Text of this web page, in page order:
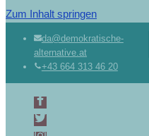
Zum Inhalt springen
da@demokratische-
alternative.at
+43 664 313 46 20